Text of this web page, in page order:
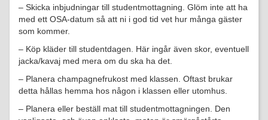
– Skicka inbjudningar till studentmottagning. Glöm inte att ha
med ett OSA-datum så att ni i god tid vet hur många gäster
som kommer.
– Köp kläder till studentdagen. Här ingår även skor, eventuell
jacka/kavaj med mera om du ska ha det.
– Planera champagnefrukost med klassen. Oftast brukar
detta hållas hemma hos någon i klassen eller utomhus.
– Planera eller beställ mat till studentmottagningen. Den